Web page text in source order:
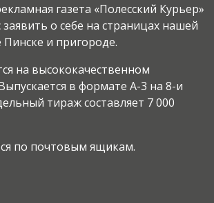
газета «Полесский Курьер»
о себе на страницах нашей
Пинске и пригороде.
на высококачественном
в формате А-3 на 8-и
тираж составляет 7 000
по почтовым ящикам.